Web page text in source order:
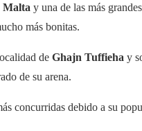
Malta y una de las más
más bonitas.
de Ghajn Tuffieha y
de su arena.
concurridas debido a su